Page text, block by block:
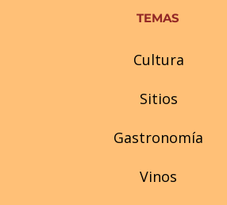
TEMAS
Cultura
Sitios
Gastronomía
Vinos